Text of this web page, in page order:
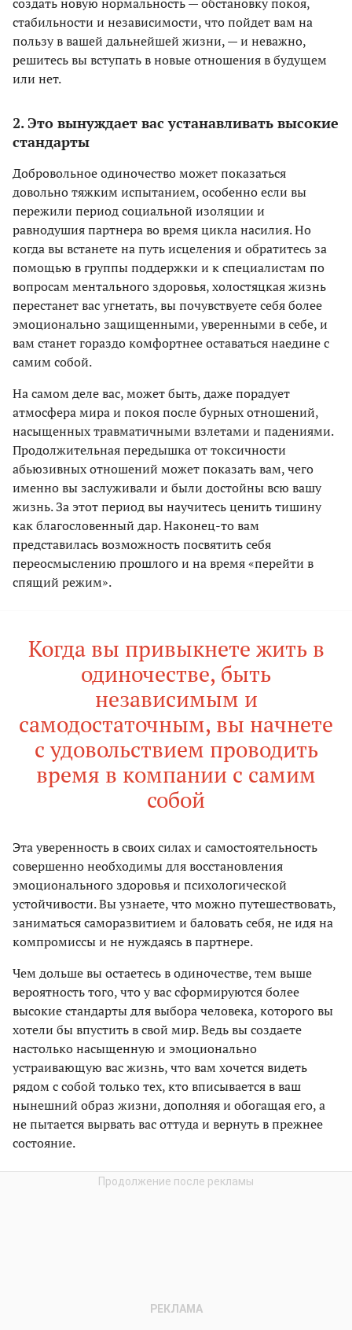
создать новую нормальность — обстановку покоя,
стабильности и независимости, что пойдет вам на
пользу в вашей дальнейшей жизни, — и неважно,
решитесь вы вступать в новые отношения в будущем
или нет.
2. Это вынуждает вас устанавливать высокие
стандарты
Добровольное одиночество может показаться
довольно тяжким испытанием, особенно если вы
пережили период социальной изоляции и
равнодушия партнера во время цикла насилия. Но
когда вы встанете на путь исцеления и обратитесь за
помощью в группы поддержки и к специалистам по
вопросам ментального здоровья, холостяцкая жизнь
перестанет вас угнетать, вы почувствуете себя более
эмоционально защищенными, уверенными в себе, и
вам станет гораздо комфортнее оставаться наедине с
самим собой.
На самом деле вас, может быть, даже порадует
атмосфера мира и покоя после бурных отношений,
насыщенных травматичными взлетами и падениями.
Продолжительная передышка от токсичности
абьюзивных отношений может показать вам, чего
именно вы заслуживали и были достойны всю вашу
жизнь. За этот период вы научитесь ценить тишину
как благословенный дар. Наконец-то вам
представилась возможность посвятить себя
переосмыслению прошлого и на время «перейти в
спящий режим».
Когда вы привыкнете жить в
одиночестве, быть
независимым и
самодостаточным, вы начнете
с удовольствием проводить
время в компании с самим
собой
Эта уверенность в своих силах и самостоятельность
совершенно необходимы для восстановления
эмоционального здоровья и психологической
устойчивости. Вы узнаете, что можно путешествовать,
заниматься саморазвитием и баловать себя, не идя на
компромиссы и не нуждаясь в партнере.
Чем дольше вы остаетесь в одиночестве, тем выше
вероятность того, что у вас сформируются более
высокие стандарты для выбора человека, которого вы
хотели бы впустить в свой мир. Ведь вы создаете
настолько насыщенную и эмоционально
устраивающую вас жизнь, что вам хочется видеть
рядом с собой только тех, кто вписывается в ваш
нынешний образ жизни, дополняя и обогащая его, а
не пытается вырвать вас оттуда и вернуть в прежнее
состояние.